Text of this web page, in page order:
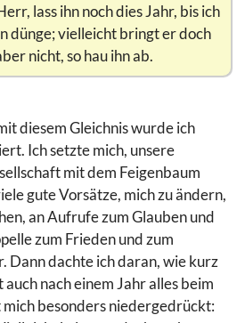
lass ihn noch dies Jahr, bis ich
dünge; vielleicht bringt er doch
nicht, so hau ihn ab.
diesem Gleichnis wurde ich
Ich setzte mich, unsere
mit dem Feigenbaum
gute Vorsätze, mich zu ändern,
an Aufrufe zum Glauben und
zum Frieden und zum
Dann dachte ich daran, wie kurz
nach einem Jahr alles beim
besonders niedergedrückt: